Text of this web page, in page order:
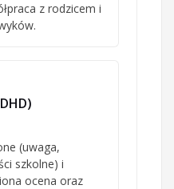
z rodzicem i
(uwaga,
szkolne) i
ocena oraz